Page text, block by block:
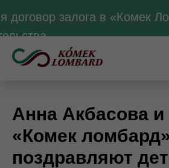
залога в «Комек
Анна Акбасова
«Комек
поздравляют